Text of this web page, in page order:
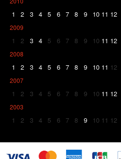
1 2 3 4 5 6 7 8 9 10 11 12
2009
1 2 3 4 5 6 7 8 9 10 11 12
2008
1 2 3 4 5 6 7 8 9 10 11 12
2007
1 2 3 4 5 6 7 8 9 10 11 12
2003
1 2 3 4 5 6 7 8 9 10 11 12